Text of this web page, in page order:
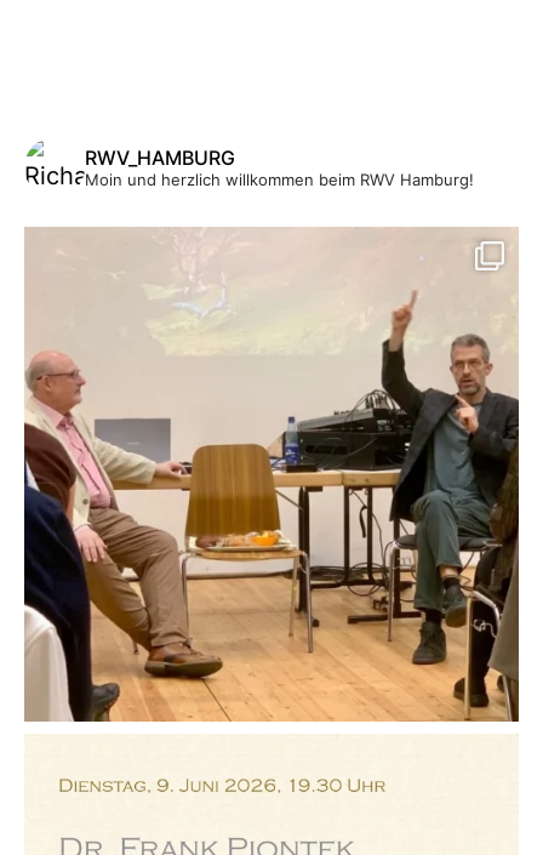
RWV_HAMBURG
Moin und herzlich willkommen beim RWV Hamburg!